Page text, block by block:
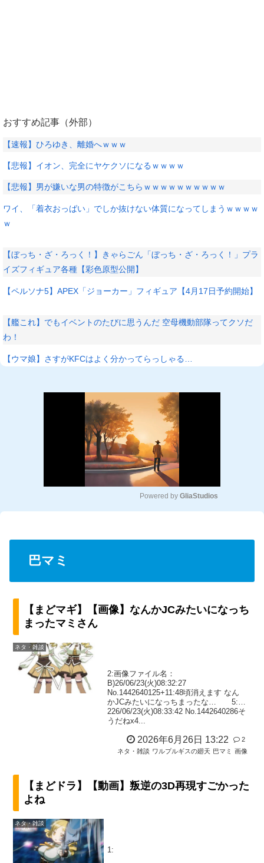
おすすめ記事（外部）
【速報】ひろゆき、離婚へｗｗｗ
【悲報】イオン、完全にヤケクソになるｗｗｗｗ
【悲報】男が嫌いな男の特徴がこちらｗｗｗｗｗｗｗｗｗｗ
ワイ、「着衣おっばい」でしか抜けない体質になってしまうｗｗｗｗ
ｗ
【ぼっち・ざ・ろっく！】きゃらごん「ぼっち・ざ・ろっく！」プラ
イズフィギュア各種【彩色原型公開】
【ペルソナ5】APEX「ジョーカー」フィギュア【4月17日予約開始】
【艦これ】でもイベントのたびに思うんだ 空母機動部隊ってクソだ
わ！
【ウマ娘】さすがKFCはよく分かってらっしゃる…
Powered by GliaStudios
巴マミ
【まどマギ】【画像】なんかJCみたいになっち
まったマミさん
ネタ・雑談
2:画像ファイル名：
B)26/06/23(火)08:32:27
No.1442640125+11:48頃消えます なん
かJCみたいになっちまったな… 5:…
226/06/23(火)08:33:42 No.1442640286そ
うだねx4...
2026年6月26日 13:22
2
ネタ・雑談 ワルプルギスの廻天 巴マミ 画像
【まどドラ】【動画】叛逆の3D再現すごかった
よね
ネタ・雑談
1: